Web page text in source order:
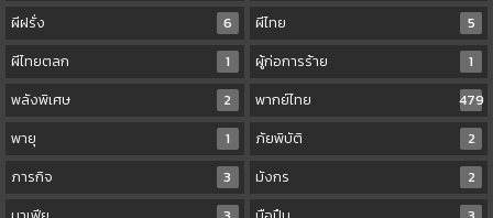
ผีฝรั่ง
6 ผีไทย
5
ผีไทยตลก
1 ผู้ก่อการร้าย
1
พลังพิเศษ
2 พากย์ไทย
479
พายุ
1 ภัยพิบัติ
2
ภารกิจ
3 มังกร
2